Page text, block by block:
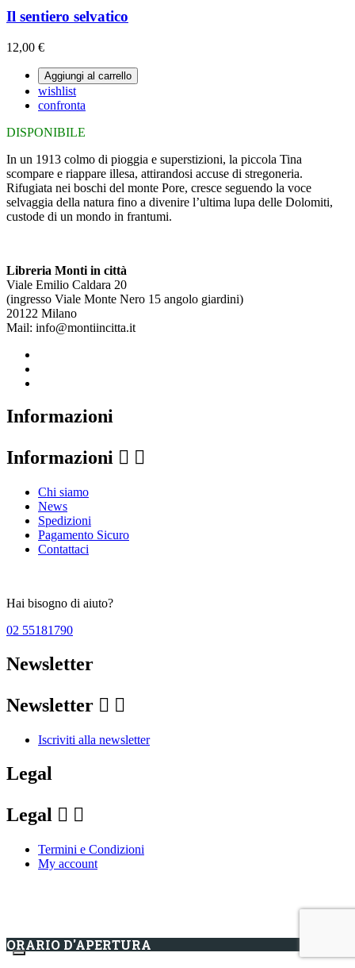
Il sentiero selvatico
12,00 €
Aggiungi al carrello
wishlist
confronta
DISPONIBILE
In un 1913 colmo di pioggia e superstizioni, la piccola Tina
scompare e riappare illesa, attirandosi accuse di stregoneria.
Rifugiata nei boschi del monte Pore, cresce seguendo la voce
selvaggia della natura fino a divenire l’ultima lupa delle Dolomiti,
custode di un mondo in frantumi.
Libreria Monti in città
Viale Emilio Caldara 20
(ingresso Viale Monte Nero 15 angolo giardini)
20122 Milano
Mail: info@montiincitta.it
Informazioni
Informazioni  
Chi siamo
News
Spedizioni
Pagamento Sicuro
Contattaci
Hai bisogno di aiuto?
02 55181790
Newsletter
Newsletter  
Iscriviti alla newsletter
Legal
Legal  
Termini e Condizioni
My account
ORARIO D'APERTURA